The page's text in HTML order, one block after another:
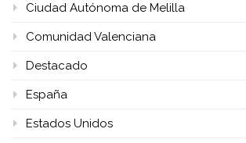
Ciudad Autónoma de Melilla
Comunidad Valenciana
Destacado
España
Estados Unidos